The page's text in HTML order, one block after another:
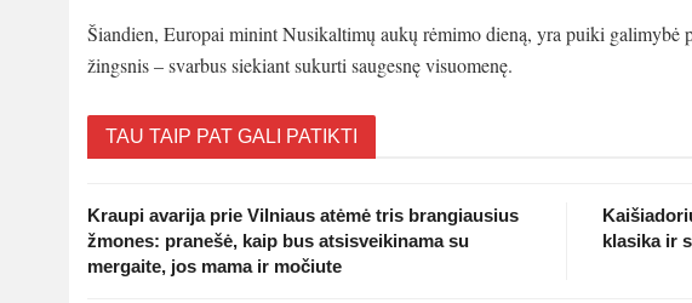
Šiandien, Europai minint Nusikaltimų aukų rėmimo dieną, yra puiki galimybė
žingsnis – svarbus siekiant sukurti saugesnę visuomenę.
TAU TAIP PAT GALI PATIKTI
Kraupi avarija prie Vilniaus atėmė tris brangiausius
žmones: pranešė, kaip bus atsisveikinama su
mergaite, jos mama ir močiute
klasika ir